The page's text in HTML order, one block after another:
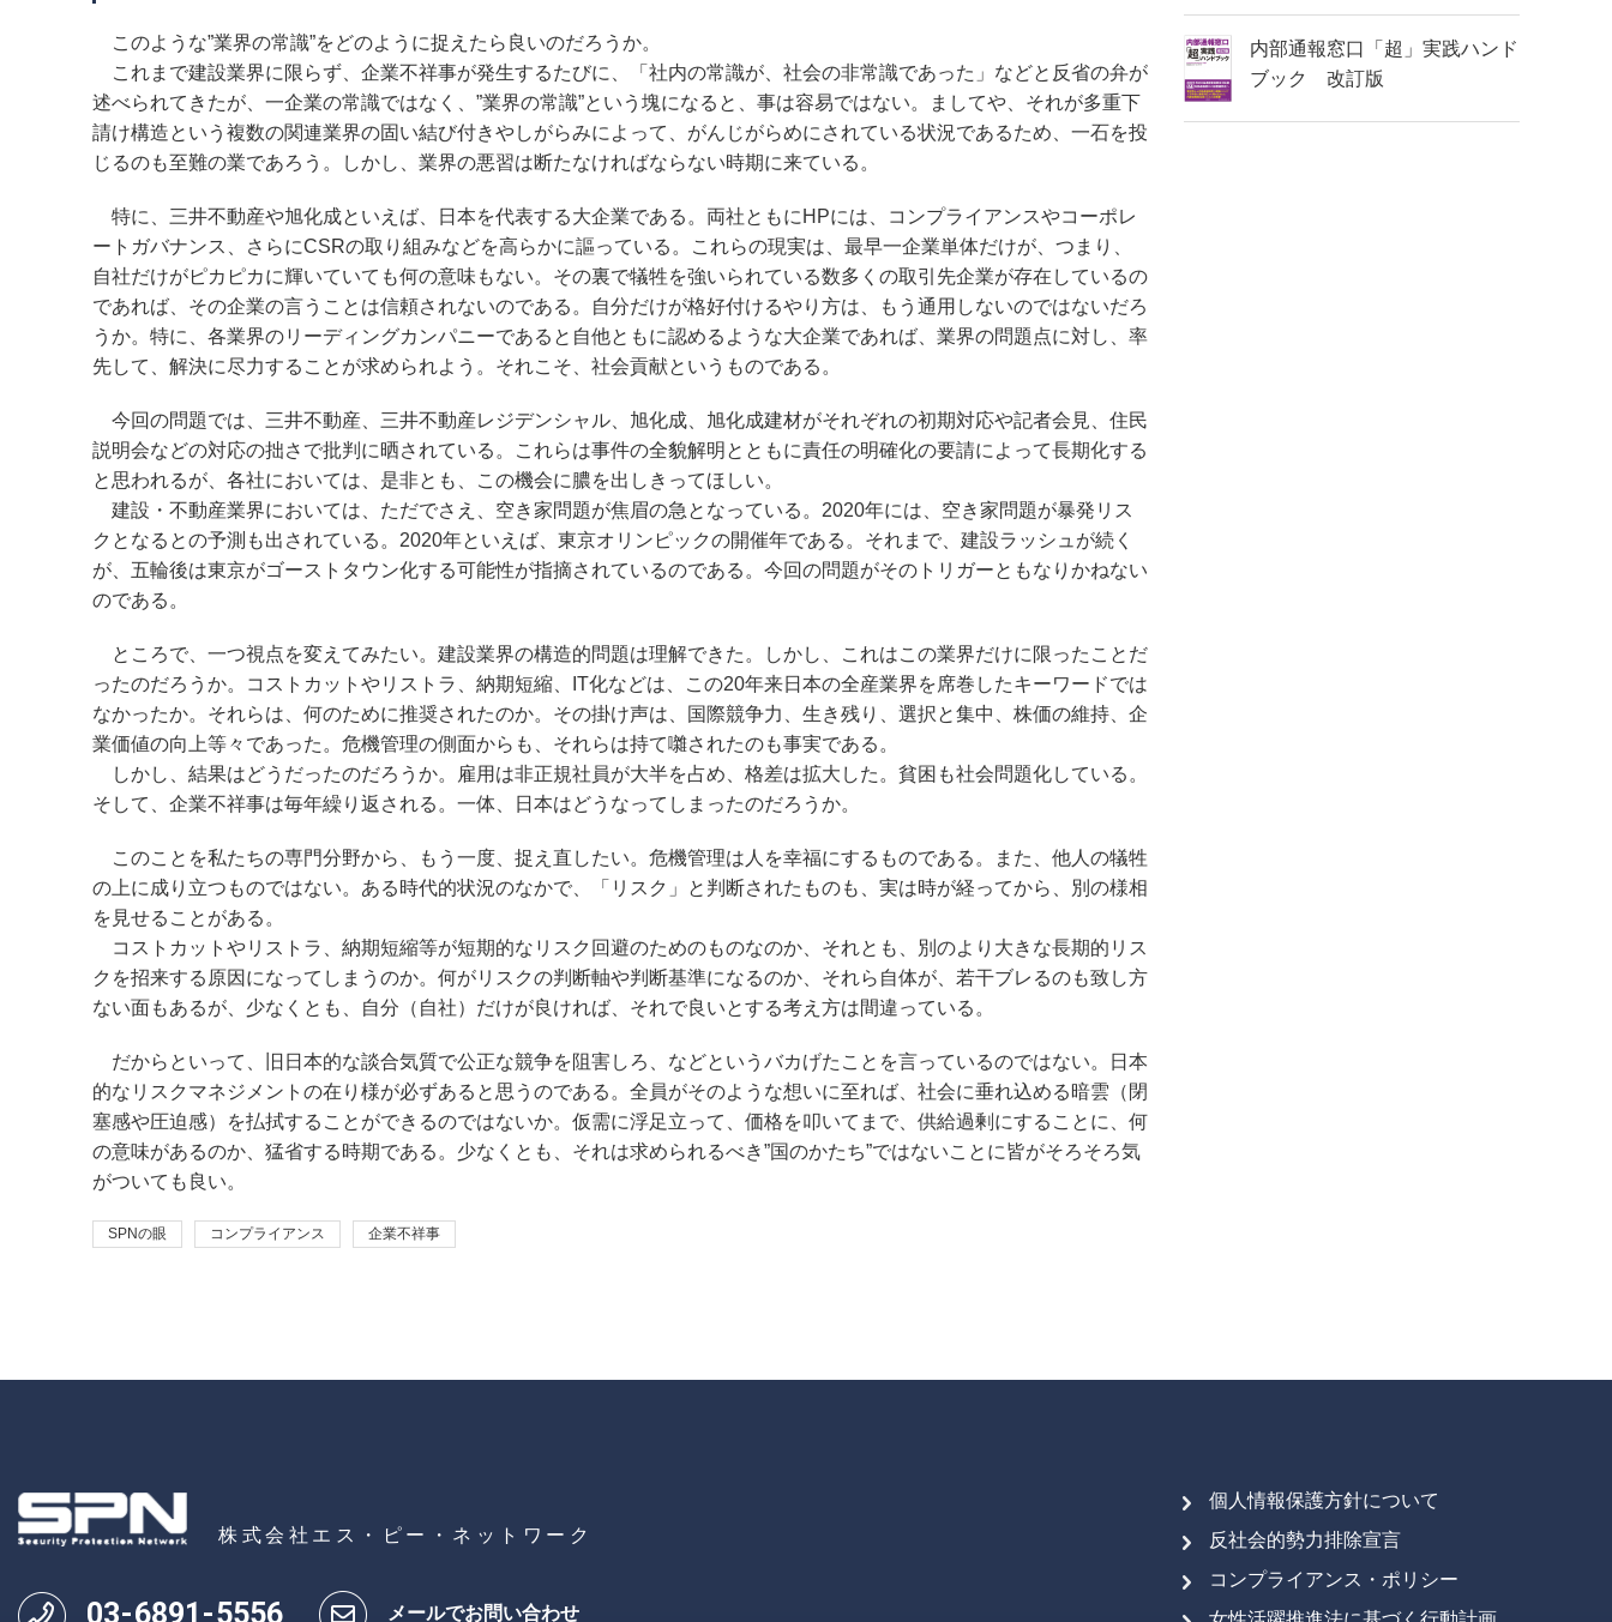
このような”業界の常識”をどのように捉えたら良いのだろうか。
これまで建設業界に限らず、企業不祥事が発生するたびに、「社内の常識が、社会の非常識であった」などと反省の弁が
述べられてきたが、一企業の常識ではなく、”業界の常識”という塊になると、事は容易ではない。ましてや、それが多重下
請け構造という複数の関連業界の固い結び付きやしがらみによって、がんじがらめにされている状況であるため、一石を投
じるのも至難の業であろう。しかし、業界の悪習は断たなければならない時期に来ている。
特に、三井不動産や旭化成といえば、日本を代表する大企業である。両社ともにHPには、コンプライアンスやコーポレ
ートガバナンス、さらにCSRの取り組みなどを高らかに謳っている。これらの現実は、最早一企業単体だけが、つまり、
自社だけがピカピカに輝いていても何の意味もない。その裏で犠牲を強いられている数多くの取引先企業が存在しているの
であれば、その企業の言うことは信頼されないのである。自分だけが格好付けるやり方は、もう通用しないのではないだろ
うか。特に、各業界のリーディングカンパニーであると自他ともに認めるような大企業であれば、業界の問題点に対し、率
先して、解決に尽力することが求められよう。それこそ、社会貢献というものである。
今回の問題では、三井不動産、三井不動産レジデンシャル、旭化成、旭化成建材がそれぞれの初期対応や記者会見、住民
説明会などの対応の拙さで批判に晒されている。これらは事件の全貌解明とともに責任の明確化の要請によって長期化する
と思われるが、各社においては、是非とも、この機会に膿を出しきってほしい。
建設・不動産業界においては、ただでさえ、空き家問題が焦眉の急となっている。2020年には、空き家問題が暴発リス
クとなるとの予測も出されている。2020年といえば、東京オリンピックの開催年である。それまで、建設ラッシュが続く
が、五輪後は東京がゴーストタウン化する可能性が指摘されているのである。今回の問題がそのトリガーともなりかねない
のである。
ところで、一つ視点を変えてみたい。建設業界の構造的問題は理解できた。しかし、これはこの業界だけに限ったことだ
ったのだろうか。コストカットやリストラ、納期短縮、IT化などは、この20年来日本の全産業界を席巻したキーワードでは
なかったか。それらは、何のために推奨されたのか。その掛け声は、国際競争力、生き残り、選択と集中、株価の維持、企
業価値の向上等々であった。危機管理の側面からも、それらは持て囃されたのも事実である。
しかし、結果はどうだったのだろうか。雇用は非正規社員が大半を占め、格差は拡大した。貧困も社会問題化している。
そして、企業不祥事は毎年繰り返される。一体、日本はどうなってしまったのだろうか。
このことを私たちの専門分野から、もう一度、捉え直したい。危機管理は人を幸福にするものである。また、他人の犠牲
の上に成り立つものではない。ある時代的状況のなかで、「リスク」と判断されたものも、実は時が経ってから、別の様相
を見せることがある。
コストカットやリストラ、納期短縮等が短期的なリスク回避のためのものなのか、それとも、別のより大きな長期的リス
クを招来する原因になってしまうのか。何がリスクの判断軸や判断基準になるのか、それら自体が、若干ブレるのも致し方
ない面もあるが、少なくとも、自分（自社）だけが良ければ、それで良いとする考え方は間違っている。
だからといって、旧日本的な談合気質で公正な競争を阻害しろ、などというバカげたことを言っているのではない。日本
的なリスクマネジメントの在り様が必ずあると思うのである。全員がそのような想いに至れば、社会に垂れ込める暗雲（閉
塞感や圧迫感）を払拭することができるのではないか。仮需に浮足立って、価格を叩いてまで、供給過剰にすることに、何
の意味があるのか、猛省する時期である。少なくとも、それは求められるべき”国のかたち”ではないことに皆がそろそろ気
がついても良い。
SPNの眼 コンプライアンス 企業不祥事
内部通報窓口「超」実践ハンド
ブック 改訂版
株式会社エス・ピー・ネットワーク
03-6891 -5556 メールでお問い合わせ
個人情報保護方針について
反社会的勢力排除宣言
コンプライアンス・ポリシー